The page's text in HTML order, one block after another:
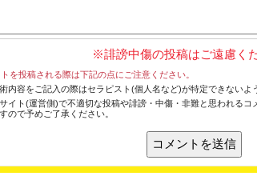
※誹謗中傷の投稿はご遠慮く
を投稿される際は下記の点にご注意ください。
内容をご記入の際はセラピスト(個人名など)が特定できないよ
イト(運営側)で不適切な投稿や誹謗・中傷・非難と思われる
ので予めご了承ください。